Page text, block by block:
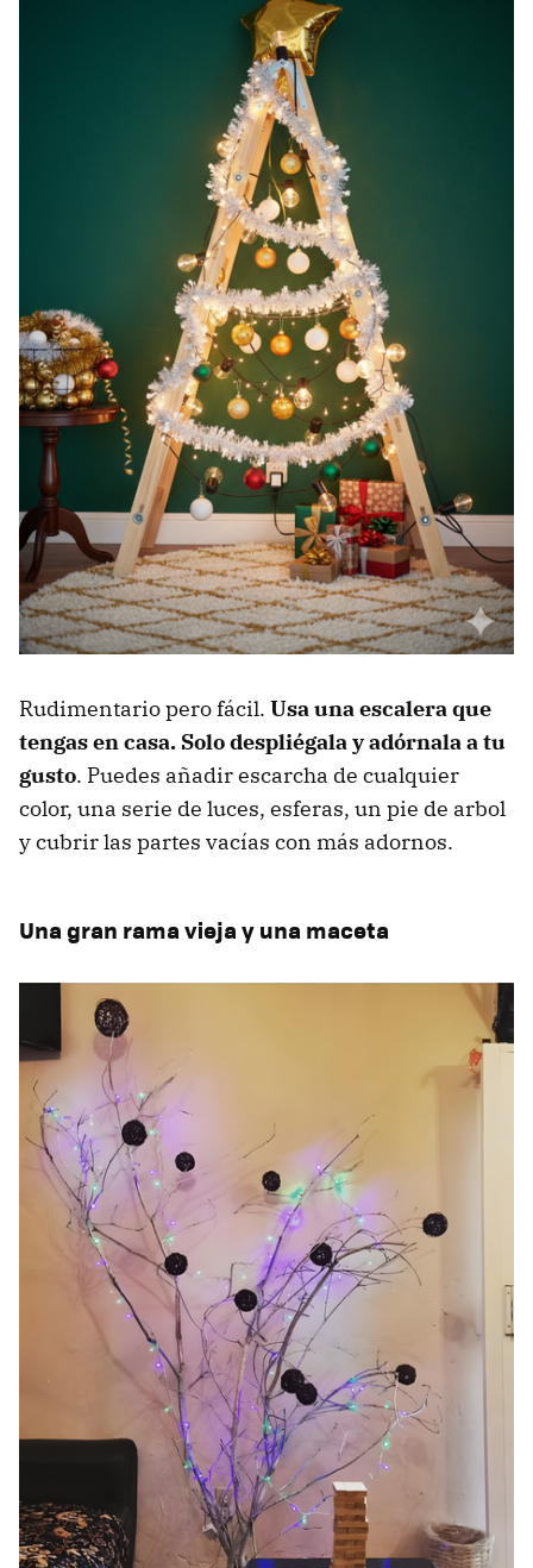
Rudimentario pero fácil. Usa una escalera que
tengas en casa. Solo despliégala y adórnala a tu
gusto. Puedes añadir escarcha de cualquier
color, una serie de luces, esferas, un pie de arbol
y cubrir las partes vacías con más adornos.
Una gran rama vieja y una maceta